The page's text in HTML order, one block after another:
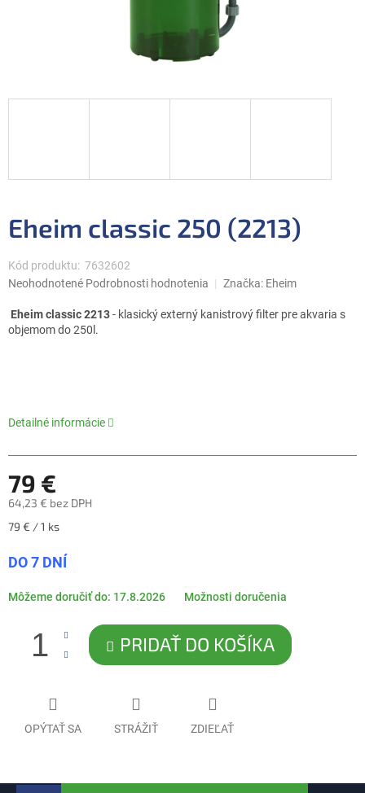
Eheim classic 250 (2213)
Kód produktu: 7632602
Priemerné
produktu
je
Neohodnotené Podrobnosti hodnotenia Značka: Eheim
Eheim classic 2213- klasický externý kanistrový filter pre akvaria s
objemom do 250l.
Detailné informácie
79 €
64,23 € bez DPH
Jednotková
79 € / 1 ks
DO 7 DNÍ
Môžeme doručiť do: 17.8.2026 Možnosti doručenia
PRIDAŤ DO KOŠÍKA
OPÝTAŤ SA STRÁŽIŤ ZDIEĽAŤ